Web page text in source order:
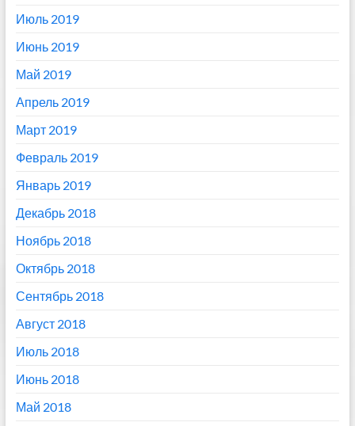
Июль 2019
Июнь 2019
Май 2019
Апрель 2019
Март 2019
Февраль 2019
Январь 2019
Декабрь 2018
Ноябрь 2018
Октябрь 2018
Сентябрь 2018
Август 2018
Июль 2018
Июнь 2018
Май 2018